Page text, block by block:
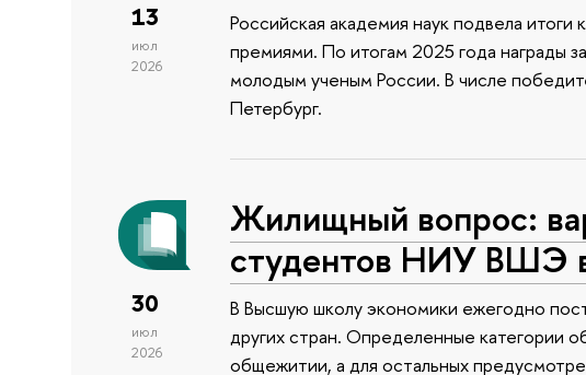
13
июл
2026
Российская академия наук подвела
премиями. По итогам 2025 года награды
молодым ученым России. В числе
Петербург.
30
июл
2026
Жилищный вопрос:
студентов НИУ ВШЭ
В Высшую школу экономики ежегодно
других стран. Определенные категории
общежитии, а для остальных